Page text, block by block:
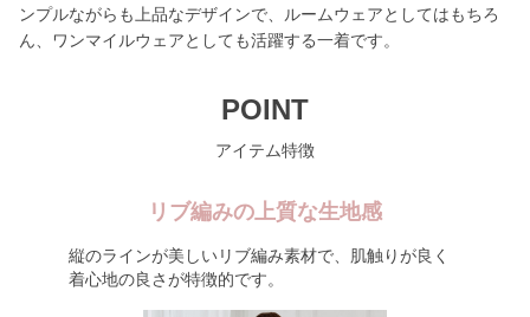
ンプルながらも上品なデザインで、ルームウェアとしてはもちろ
ん、ワンマイルウェアとしても活躍する一着です。
POINT
アイテム特徴
リブ編みの上質な生地感
縦のラインが美しいリブ編み素材で、肌触りが良く
着心地の良さが特徴的です。